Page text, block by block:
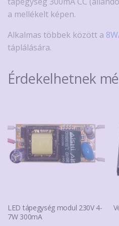
a mellékelt képen.
Alkalmas többek között a
táplálására.
Érdekelhetnek
LED tápegység modul 230V 4-
7W 300mA